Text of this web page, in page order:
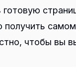
готовую
чтобы вы